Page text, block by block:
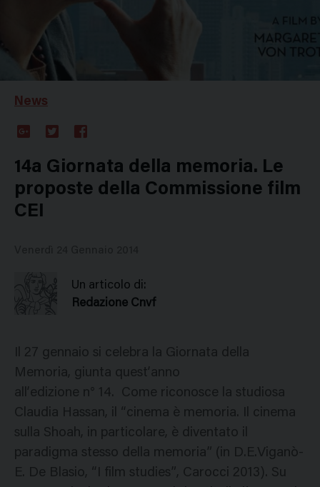
News
Plus
14a Giornata della memoria. Le
proposte della Commissione film
CEI
Un articolo di:
Redazione Cnvf
Il 27 gennaio si celebra la Giornata della
Memoria, giunta quest’anno
all’edizione n° 14. Come riconosce la studiosa
Claudia Hassan, il “cinema è memoria. Il cinema
sulla Shoah, in particolare, è diventato il
paradigma stesso della memoria” (in D.E.Viganò-
E. De Blasio, “I film studies”, Carocci 2013). Su